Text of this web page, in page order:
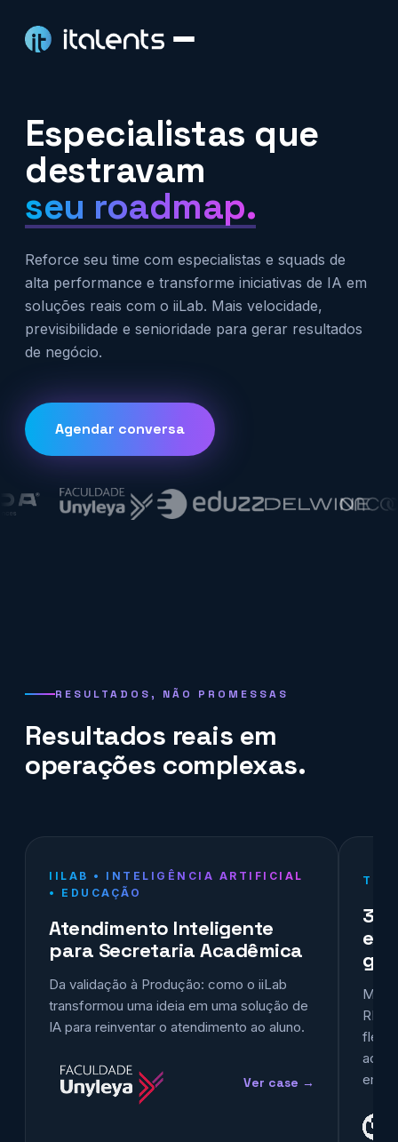
Especialistas que
destravam
seu roadmap.
Reforce seu time com especialistas e squads de
alta performance e transforme iniciativas de IA em
soluções reais com o iiLab. Mais velocidade,
previsibilidade e senioridade para gerar resultados
de negócio.
Agendar conversa
RESULTADOS, NÃO PROMESSAS
Resultados reais em
operações complexas.
IILAB • INTELIGÊNCIA ARTIFICIAL
• EDUCAÇÃO
Atendimento Inteligente
para Secretaria Acadêmica
Da validação à Produção: como o iiLab
transformou uma ideia em uma solução de
IA para reinventar o atendimento ao aluno.
Ver case →
30
Mais
RM,